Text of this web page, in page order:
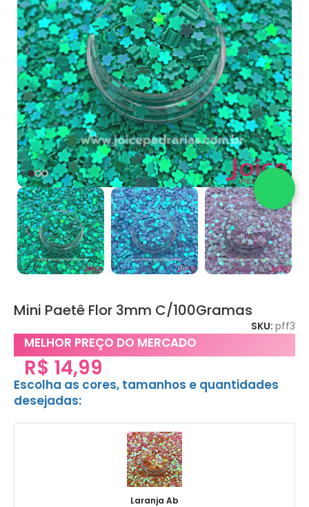
Mini Paetê Flor 3mm C/100Gramas
SKU: pff3
MELHOR PREÇO DO MERCADO
R$ 14,99
Escolha as cores, tamanhos e quantidades
desejadas:
Laranja Ab